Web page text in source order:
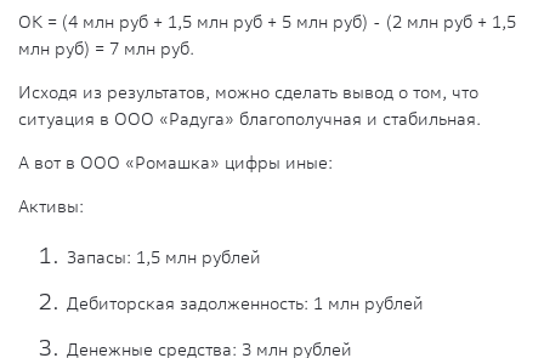
ОК = (4 млн руб + 1,5 млн руб + 5 млн руб) - (2 млн руб + 1,5
млн руб) = 7 млн руб.
Исходя из результатов, можно сделать вывод о том, что
ситуация в ООО «Радуга» благополучная и стабильная.
А вот в ООО «Ромашка» цифры иные:
Активы:
Запасы: 1,5 млн рублей
Дебиторская задолженность: 1 млн рублей
Денежные средства: 3 млн рублей